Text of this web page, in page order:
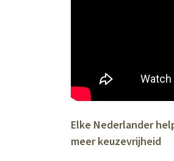
Elke Nederlander
meer keuzevrijheid